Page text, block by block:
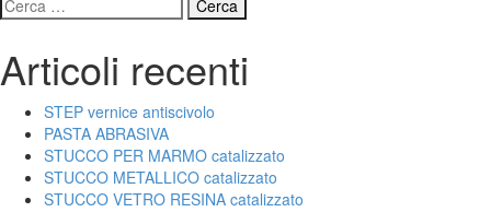
per:
Articoli recenti
STEP vernice antiscivolo
PASTA ABRASIVA
STUCCO PER MARMO catalizzato
STUCCO METALLICO catalizzato
STUCCO VETRO RESINA catalizzato